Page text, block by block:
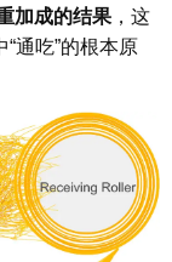
加成的结果 ，这
通吃”的根本原